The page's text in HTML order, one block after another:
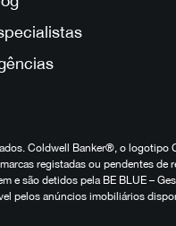
Coldwell Banker®, o
registadas ou pendentes de
são detidos pela BE BLUE –
pelos anúncios imobiliários